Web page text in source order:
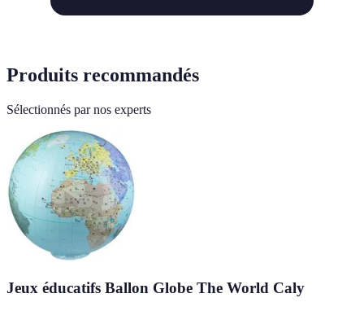
Produits recommandés
Sélectionnés par nos experts
Jeux éducatifs Ballon Globe The World Caly